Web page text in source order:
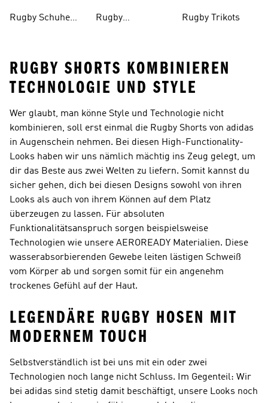
Rugby Schuhe
Rugby
Rugby Trikots
RUGBY SHORTS KOMBINIEREN
TECHNOLOGIE UND STYLE
Wer glaubt, man könne Style und Technologie nicht
kombinieren, soll erst einmal die Rugby Shorts von adidas
in Augenschein nehmen. Bei diesen High-Functionality-
Looks haben wir uns nämlich mächtig ins Zeug gelegt, um
dir das Beste aus zwei Welten zu liefern. Somit kannst du
sicher gehen, dich bei diesen Designs sowohl von ihren
Looks als auch von ihrem Können auf dem Platz
überzeugen zu lassen. Für absoluten
Funktionalitätsanspruch sorgen beispielsweise
Technologien wie unsere AEROREADY Materialien. Diese
wasserabsorbierenden Gewebe leiten lästigen Schweiß
vom Körper ab und sorgen somit für ein angenehm
trockenes Gefühl auf der Haut.
LEGENDÄRE RUGBY HOSEN MIT
MODERNEM TOUCH
Selbstverständlich ist bei uns mit ein oder zwei
Technologien noch lange nicht Schluss. Im Gegenteil: Wir
bei adidas sind stetig damit beschäftigt, unsere Looks noch